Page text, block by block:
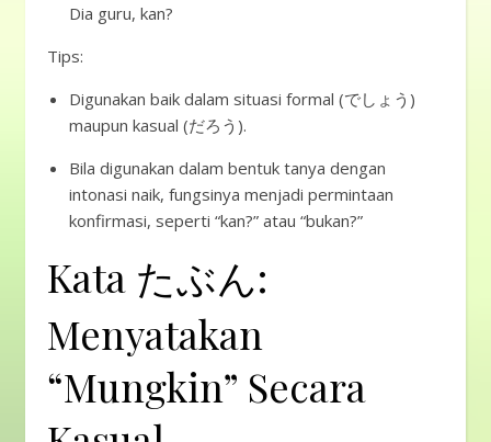
Dia guru, kan?
Tips:
Digunakan baik dalam situasi formal (でしょう)
maupun kasual (だろう).
Bila digunakan dalam bentuk tanya dengan
intonasi naik, fungsinya menjadi permintaan
konfirmasi, seperti “kan?” atau “bukan?”
Kata たぶん:
Menyatakan
“Mungkin” Secara